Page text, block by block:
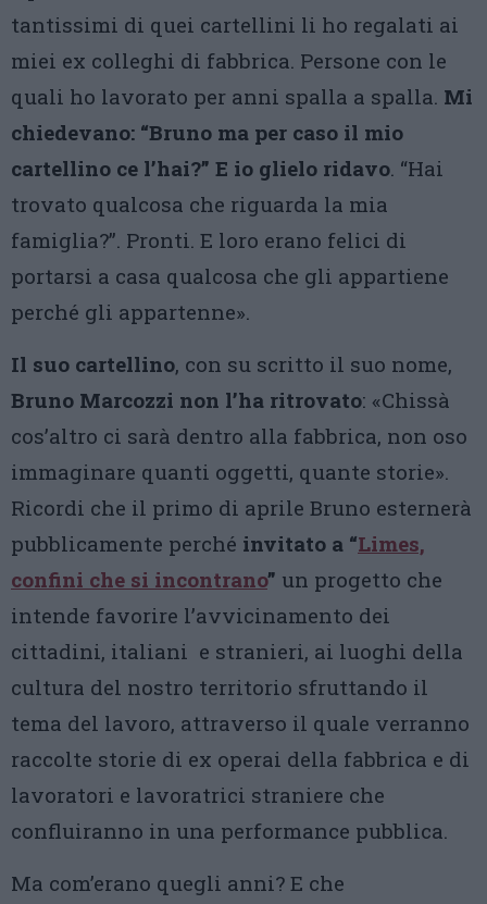
tantissimi di quei cartellini li ho regalati ai
miei ex colleghi di fabbrica. Persone con le
quali ho lavorato per anni spalla a spalla. Mi
chiedevano: “Bruno ma per caso il mio
cartellino ce l’hai?” E io glielo ridavo. “Hai
trovato qualcosa che riguarda la mia
famiglia?”. Pronti. E loro erano felici di
portarsi a casa qualcosa che gli appartiene
perché gli appartenne».
Il suo cartellino, con su scritto il suo nome,
Bruno Marcozzi non l’ha ritrovato: «Chissà
cos’altro ci sarà dentro alla fabbrica, non oso
immaginare quanti oggetti, quante storie».
Ricordi che il primo di aprile Bruno esternerà
pubblicamente perché invitato a “Limes,
confini che si incontrano” un progetto che
intende favorire l’avvicinamento dei
cittadini, italiani e stranieri, ai luoghi della
cultura del nostro territorio sfruttando il
tema del lavoro, attraverso il quale verranno
raccolte storie di ex operai della fabbrica e di
lavoratori e lavoratrici straniere che
confluiranno in una performance pubblica.
Ma com’erano quegli anni? E che